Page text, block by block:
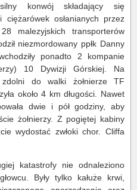
konwój składający się
osłanianych przez
malezyjskich transporterów
niezmordowany ppłk Danny
ponadto 2 kompanie
10 Dywizji Górskiej. Na
zdolni do walki żołnierze TF
około 4 km długości. Nawet
dwie i pół godziny, aby
żołnierzy. Z pogiętej kabiny
wydostać zwłoki chor. Cliffa
katastrofy nie odnaleziono
Były tylko kałuże krwi,